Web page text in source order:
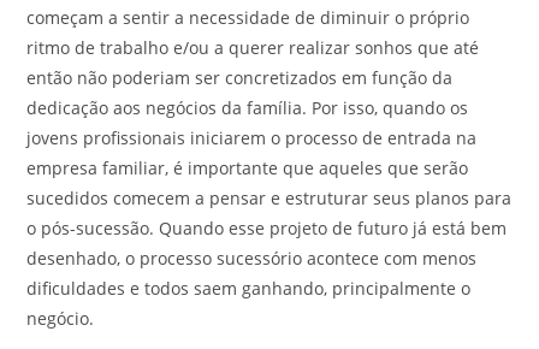
começam a sentir a necessidade de diminuir o próprio
ritmo de trabalho e/ou a querer realizar sonhos que até
então não poderiam ser concretizados em função da
dedicação aos negócios da família. Por isso, quando os
jovens profissionais iniciarem o processo de entrada na
empresa familiar, é importante que aqueles que serão
sucedidos comecem a pensar e estruturar seus planos para
o pós-sucessão. Quando esse projeto de futuro já está bem
desenhado, o processo sucessório acontece com menos
dificuldades e todos saem ganhando, principalmente o
negócio.